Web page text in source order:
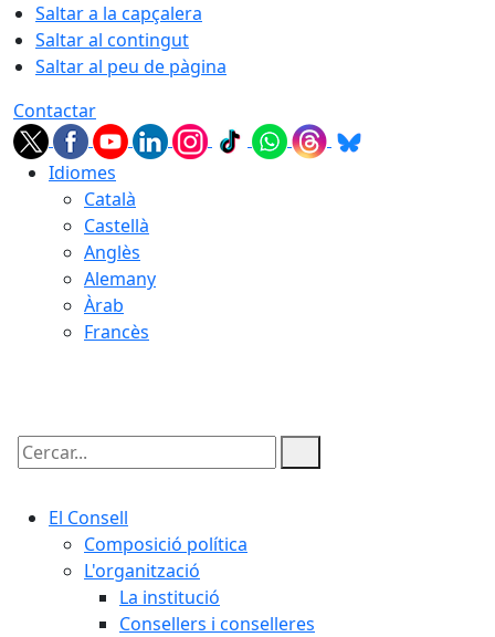
Saltar a la capçalera
Saltar al contingut
Saltar al peu de pàgina
Contactar
Idiomes
Català
Castellà
Anglès
Alemany
Àrab
Francès
Cercar:
El Consell
Composició política
L'organització
La institució
Consellers i conselleres